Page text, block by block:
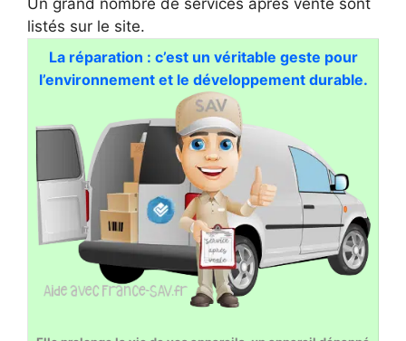
Un grand nombre de services après vente sont
listés sur le site.
La réparation : c’est un véritable geste pour
l’environnement et le développement durable.